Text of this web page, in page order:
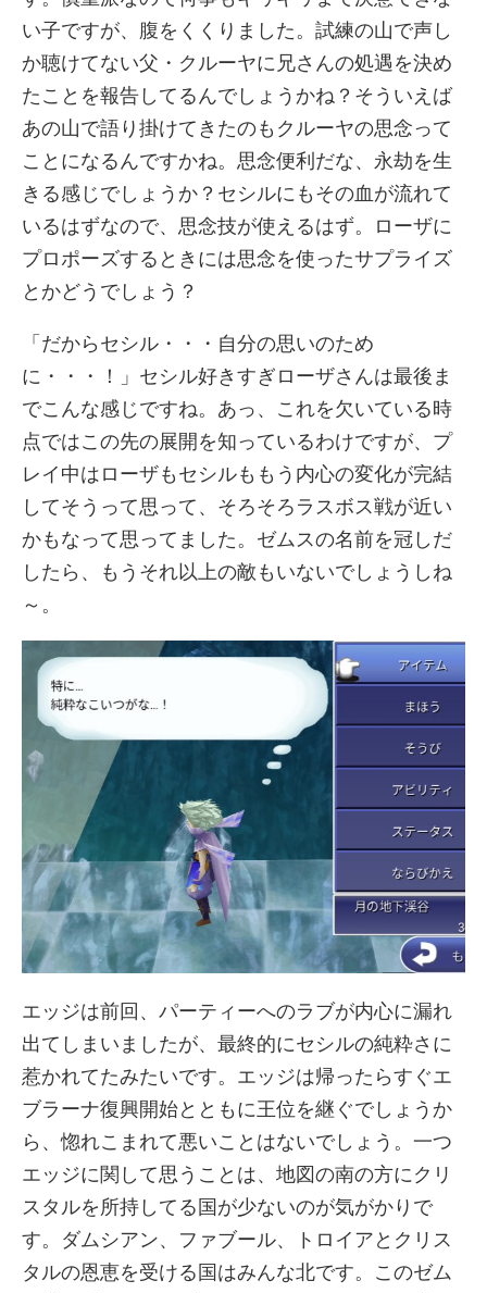
い子ですが、腹をくくりました。試練の山で声し
か聴けてない父・クルーヤに兄さんの処遇を決め
たことを報告してるんでしょうかね？そういえば
あの山で語り掛けてきたのもクルーヤの思念って
ことになるんですかね。思念便利だな、永劫を生
きる感じでしょうか？セシルにもその血が流れて
いるはずなので、思念技が使えるはず。ローザに
プロポーズするときには思念を使ったサプライズ
とかどうでしょう？
「だからセシル・・・自分の思いのため
に・・・！」セシル好きすぎローザさんは最後ま
でこんな感じですね。あっ、これを欠いている時
点ではこの先の展開を知っているわけですが、プ
レイ中はローザもセシルももう内心の変化が完結
してそうって思って、そろそろラスボス戦が近い
かもなって思ってました。ゼムスの名前を冠しだ
したら、もうそれ以上の敵もいないでしょうしね
～。
エッジは前回、パーティーへのラブが内心に漏れ
出てしまいましたが、最終的にセシルの純粋さに
惹かれてたみたいです。エッジは帰ったらすぐエ
ブラーナ復興開始とともに王位を継ぐでしょうか
ら、惚れこまれて悪いことはないでしょう。一つ
エッジに関して思うことは、地図の南の方にクリ
スタルを所持してる国が少ないのが気がかりで
す。ダムシアン、ファブール、トロイアとクリス
タルの恩恵を受ける国はみんな北です。このゼム